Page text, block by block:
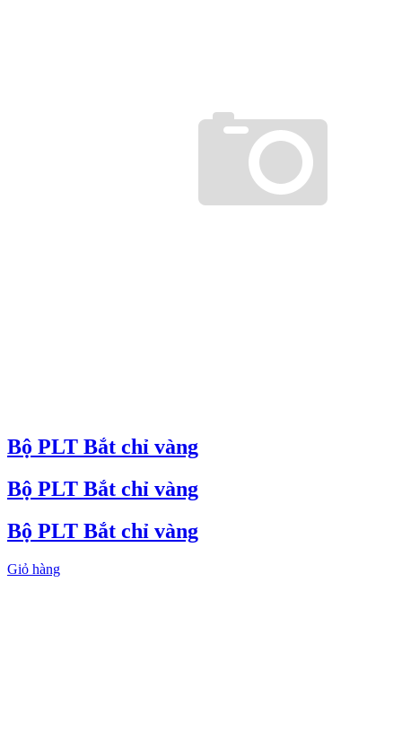
Bộ PLT Bắt chỉ vàng
Bộ PLT Bắt chỉ vàng
Bộ PLT Bắt chỉ vàng
Giỏ hàng